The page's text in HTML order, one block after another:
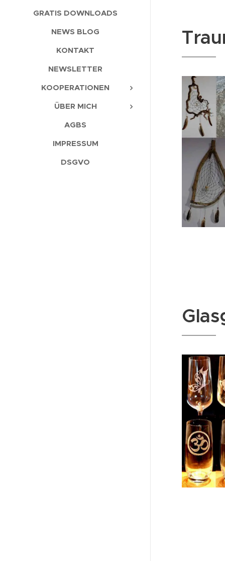
GRATIS DOWNLOADS
NEWS BLOG
KONTAKT
NEWSLETTER
KOOPERATIONEN
ÜBER MICH
AGBS
IMPRESSUM
DSGVO